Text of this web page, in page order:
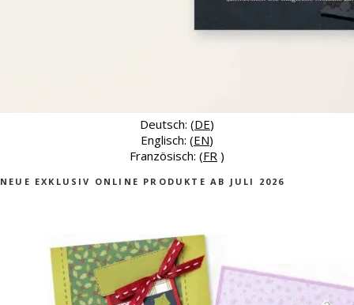
Deutsch: (DE)
Englisch: (EN)
Französisch: (FR )
NEUE EXKLUSIV ONLINE PRODUKTE AB JULI 2026